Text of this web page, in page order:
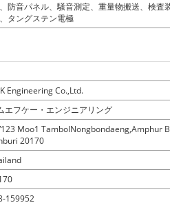
防音パネル、騒音測定、重量物搬送、検査
タングステン電極
Engineering Co.,Ltd.
エフケー・エンジニアリング
Moo1 TambolNongbondaeng,Amphur
20170
159952